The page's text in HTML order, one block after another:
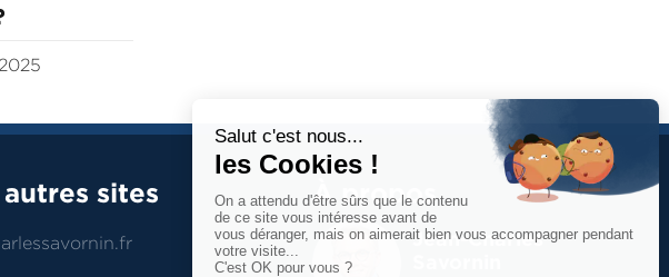
autres sites À propos
Jean-Charles